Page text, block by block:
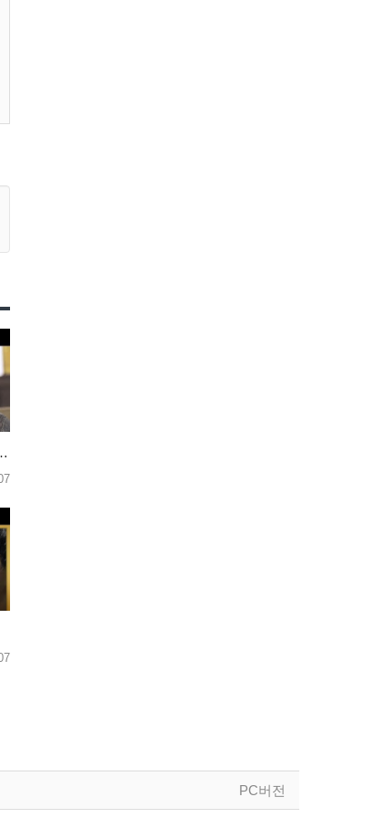
Way You …
PC버전